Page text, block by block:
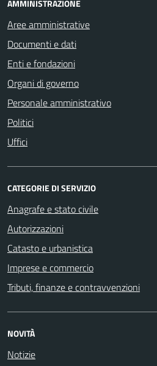
AMMINISTRAZIONE
Aree amministrative
Documenti e dati
Enti e fondazioni
Organi di governo
Personale amministrativo
Politici
Uffici
CATEGORIE DI SERVIZIO
Anagrafe e stato civile
Autorizzazioni
Catasto e urbanistica
Imprese e commercio
Tributi, finanze e contravvenzioni
NOVITÀ
Notizie